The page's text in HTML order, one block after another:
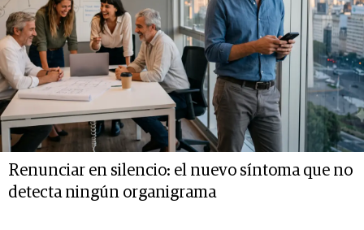
Renunciar en silencio: el nuevo síntoma que no
detecta ningún organigrama